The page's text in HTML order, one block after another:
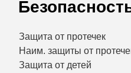
Защита от протечек
Наим. защиты от
Защита от детей